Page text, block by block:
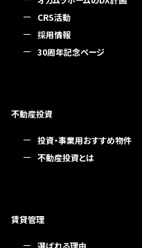
CRS活動
採用情報
30周年記念ページ
不動産投資
投資・事業用おすすめ物件
不動産投資とは
賃貸管理
選ばれる理由